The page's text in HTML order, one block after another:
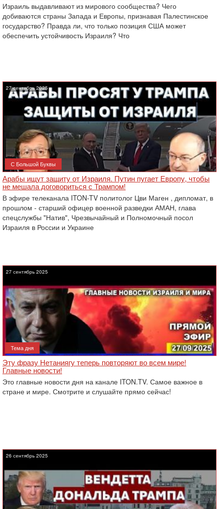
Израиль выдавливают из мирового сообщества? Чего
добиваются страны Запада и Европы, признавая Палестинское
государство? Правда ли, что только позиция США может
обеспечить устойчивость Израиля? Что
27 сентябрь 2025
С Большой Буквы
Арабы ищут защиту от Израиля. Путин пугает Европу, чтобы
не мешала договориться с Трампом!
В эфире телеканала ITON-TV политолог Цви Маген , дипломат, в
прошлом - старший офицер военной разведки АМАН, глава
спецслужбы "Натив", ‎Чрезвычайный и Полномочный посол
Израиля в России и Украине
27 сентябрь 2025
Тема дня
Эту фразу Нетаниягу теперь повторяют во всем мире!
Главные новости!
Это главные новости дня на канале ITON.TV. Самое важное в
стране и мире. Смотрите и слушайте прямо сейчас!
26 сентябрь 2025